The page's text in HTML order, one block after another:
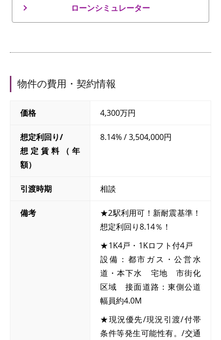
ローンシミュレーター
物件の費用・契約情報
価格 4,300万円
想定利回り/
想定賃料（年
額）
8.14% / 3,504,000円
引渡時期 相談
備考
★2駅利用可！新耐震基準！
想定利回り8.14％！
★1K4戸・1Kロフト付4戸
設備：都市ガス・公営水
道・本下水 宅地 市街化
区域 接面道路：東側公道
幅員約4.0M
★現況優先/現況引渡/付帯
条件等発生可能性有。/交通